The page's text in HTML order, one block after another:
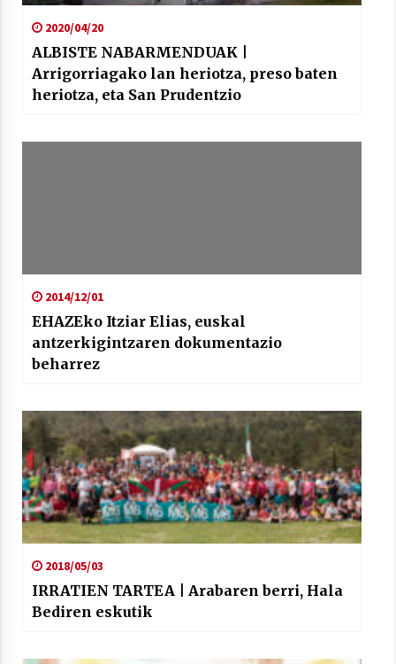
2020/04/20
ALBISTE NABARMENDUAK |
Arrigorriagako lan heriotza, preso baten
heriotza, eta San Prudentzio
2014/12/01
EHAZEko Itziar Elias, euskal
antzerkigintzaren dokumentazio
beharrez
2018/05/03
IRRATIEN TARTEA | Arabaren berri, Hala
Bediren eskutik